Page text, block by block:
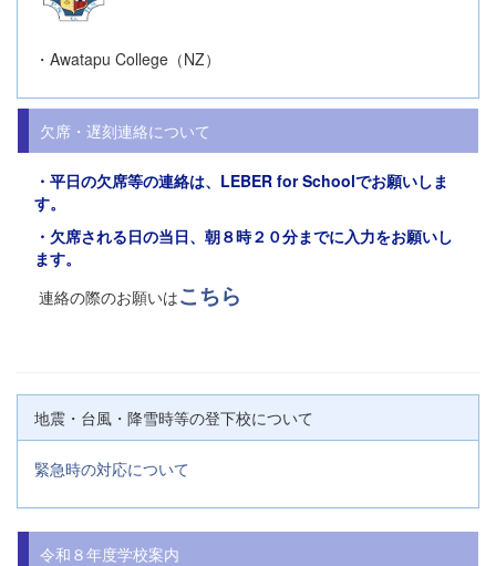
・Awatapu College（NZ）
欠席・遅刻連絡について
・平日の欠席等の連絡は、 LEBER for Schoolでお願いしま
す。
・欠席される日の当日、朝８時２０分までに入力をお願いし
ます。
連絡の際のお願いはこちら
地震・台風・降雪時等の登下校について
緊急時の対応について
令和８年度学校案内